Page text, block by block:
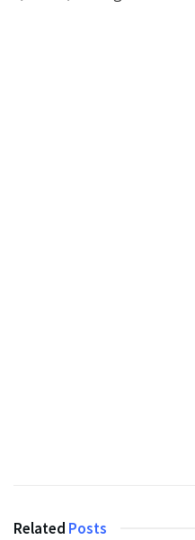
Related Posts